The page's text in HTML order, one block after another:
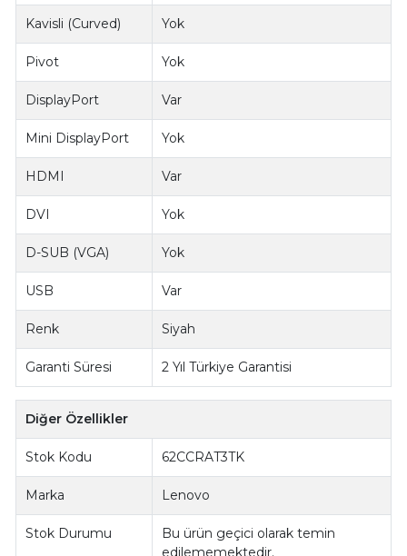
Kavisli (Curved) Yok
Pivot Yok
DisplayPort Var
Mini DisplayPort Yok
HDMI Var
DVI Yok
D-SUB (VGA) Yok
USB Var
Renk Siyah
Garanti Süresi 2 Yıl Türkiye Garantisi
Diğer Özellikler
Stok Kodu 62CCRAT3TK
Marka Lenovo
Stok Durumu
Bu ürün geçici olarak temin
edilememektedir.